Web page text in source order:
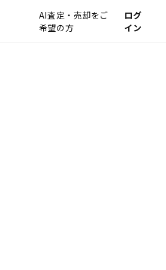
AI査定・売却をご
希望の方
ログ
イン